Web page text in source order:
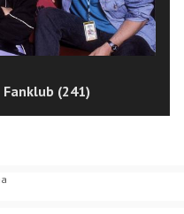
Fanklub (241)